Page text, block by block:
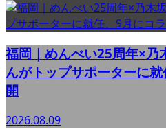
福岡｜めんべい25周年×乃
んがトップサポーターに
開
2026.08.09